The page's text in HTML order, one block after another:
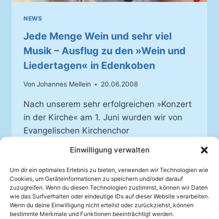
Einwilligung verwalten
Um dir ein optimales Erlebnis zu bieten, verwenden wir Technologien wie
Cookies, um Geräteinformationen zu speichern und/oder darauf
zuzugreifen. Wenn du diesen Technologien zustimmst, können wir Daten
wie das Surfverhalten oder eindeutige IDs auf dieser Website verarbeiten.
Wenn du deine Einwilligung nicht erteilst oder zurückziehst, können
bestimmte Merkmale und Funktionen beeinträchtigt werden.
NEWS
Jede Menge Wein und sehr viel
Musik – Ausflug zu den »Wein und
Liedertagen« in Edenkoben
Von Johannes Mellein 20.06.2008
Nach unserem sehr erfolgreichen »Konzert
in der Kirche« am 1. Juni wurden wir von
Evangelischen Kirchenchor
Chor zusammen in Edenkoben bei den
»Wein und Liedertagen 2008« einen Teil
des Programms mit zu gestalten
WEITERLESENJEDE
MENGE